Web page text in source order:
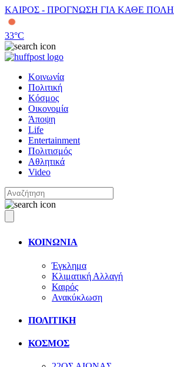
ΚΑΙΡΟΣ - ΠΡΟΓΝΩΣΗ ΓΙΑ ΚΑΘΕ ΠΟΛΗ
33°C
Κοινωνία
Πολιτική
Κόσμος
Οικονομία
Άποψη
Life
Entertainment
Πολιτισμός
Αθλητικά
Video
ΚΟΙΝΩΝΙΑ
Έγκλημα
Κλιματική Αλλαγή
Καιρός
Ανακύκλωση
ΠΟΛΙΤΙΚΗ
ΚΟΣΜΟΣ